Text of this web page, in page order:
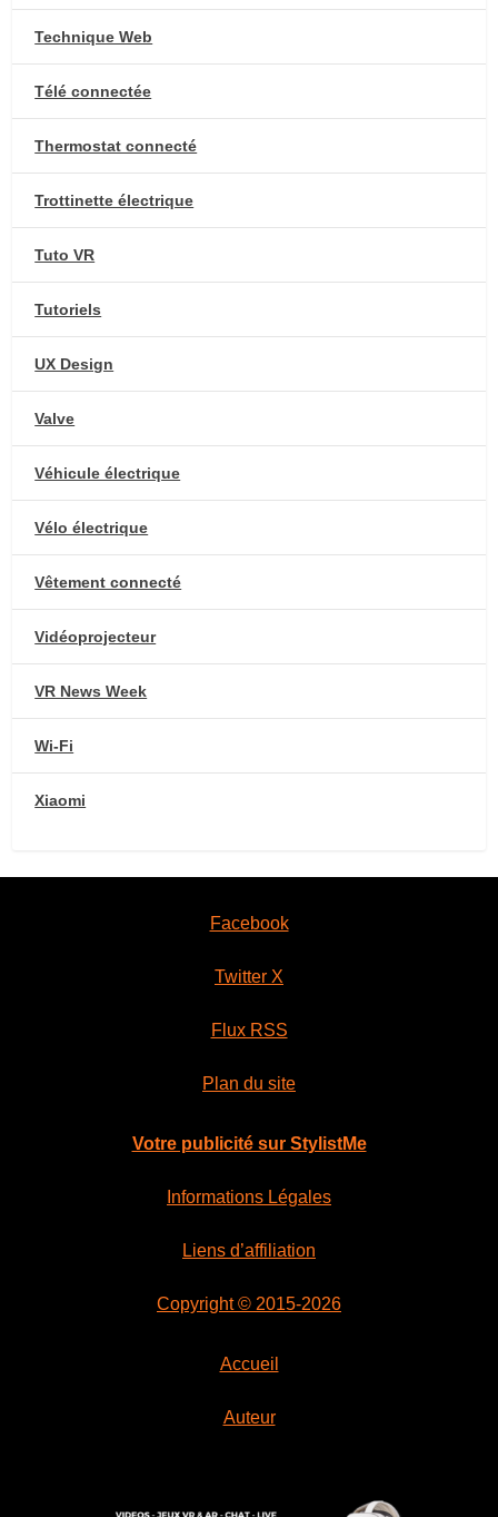
Technique Web
Télé connectée
Thermostat connecté
Trottinette électrique
Tuto VR
Tutoriels
UX Design
Valve
Véhicule électrique
Vélo électrique
Vêtement connecté
Vidéoprojecteur
VR News Week
Wi-Fi
Xiaomi
Facebook
Twitter X
Flux RSS
Plan du site
Votre publicité sur StylistMe
Informations Légales
Liens d’affiliation
Copyright © 2015-2026
Accueil
Auteur